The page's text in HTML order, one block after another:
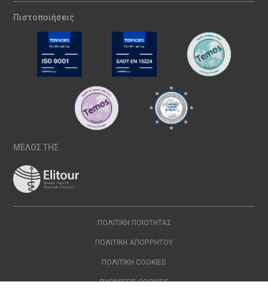
Πιστοποιήσεις
ΜΕΛΟΣ ΤΗΣ
ΠΟΛΙΤΙΚΉ ΠΟΙΌΤΗΤΑΣ
ΠΟΛΙΤΙΚΉ ΑΠΟΡΡΉΤΟΥ
ΠΟΛΙΤΙΚΉ COOKIES
ΡΥΘΜΊΣΕΙΣ COOKIES